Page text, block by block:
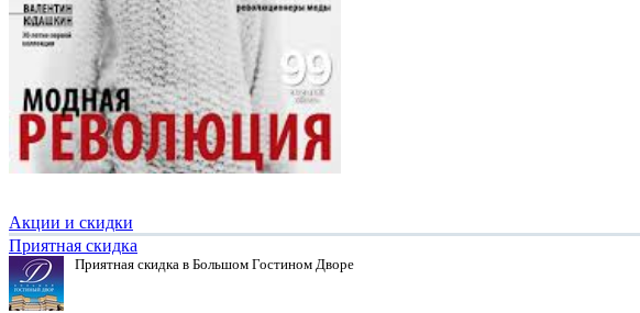
Акции и скидки
Приятная скидка
Приятная скидка в Большом Гостином Дворе